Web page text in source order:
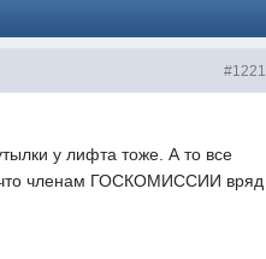
#1221
у лифта тоже. А то все
членам ГОСКОМИССИИ вряд